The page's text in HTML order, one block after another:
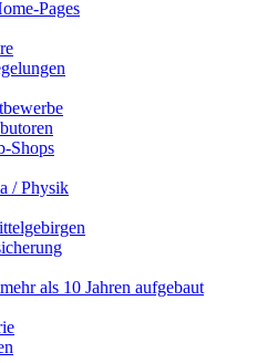
Pages
Shops
/ Physik
als 10 Jahren aufgebaut